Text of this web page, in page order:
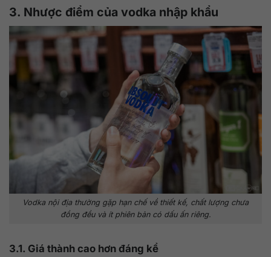
3. Nhược điểm của vodka nhập khẩu
Vodka nội địa thường gặp hạn chế về thiết kế, chất lượng chưa
đồng đều và ít phiên bản có dấu ấn riêng.
3.1. Giá thành cao hơn đáng kể